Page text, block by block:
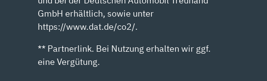
GmbH erhältlich, sowie unter
https://www.dat.de/co2/.
** Partnerlink. Bei Nutzung erhalten wir ggf.
eine Vergütung.